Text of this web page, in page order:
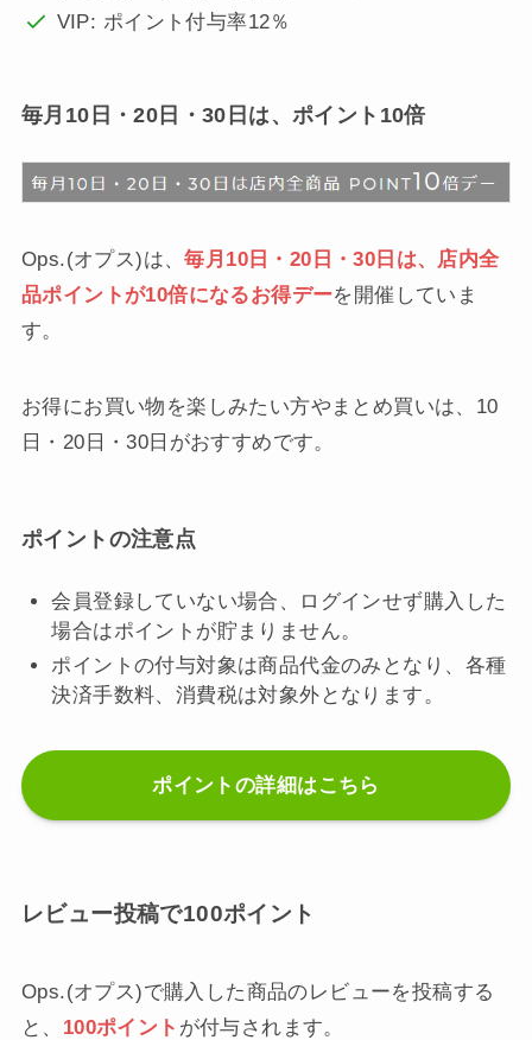
VIP: ポイント付与率12％
毎月10日・20日・30日は、ポイント10倍
Ops.(オプス)は、毎月10日・20日・30日は、店内全
品ポイントが10倍になるお得デーを開催していま
す。
お得にお買い物を楽しみたい方やまとめ買いは、10
日・20日・30日がおすすめです。
ポイントの注意点
会員登録していない場合、ログインせず購入した
場合はポイントが貯まりません。
ポイントの付与対象は商品代金のみとなり、各種
決済手数料、消費税は対象外となります。
ポイントの詳細はこちら
レビュー投稿で100ポイント
Ops.(オプス)で購入した商品のレビューを投稿する
と、 100ポイント が付与されます。